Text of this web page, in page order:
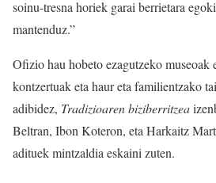
soinu-tresna horiek garai berrietara
mantenduz.”
Ofizio hau hobeto ezagutzeko museoak
kontzertuak eta haur eta familientzako
adibidez, Tradizioaren biziberritzea
Beltran, Ibon Koteron, eta Harkaitz
adituek mintzaldia eskaini zuten.